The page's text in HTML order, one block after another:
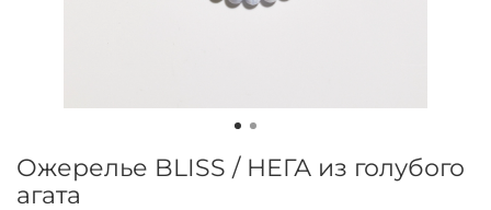
Ожерелье BLISS / НЕГА из голубого
агата